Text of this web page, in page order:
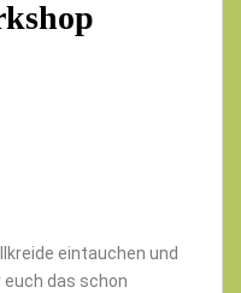
eintauchen und
euch das schon